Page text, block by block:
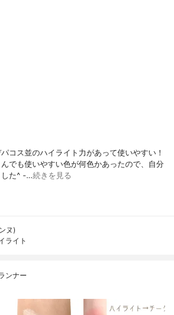
コス並のハイライト力があって使いやすい！
でも使いやすい色が何色かあったので、自分
した^ -…続きを見る
ヌ)
ライト
ンナー